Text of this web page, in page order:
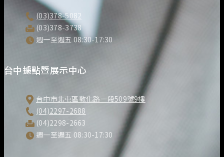
(03)378-5082
(03)378-3738
週一至週五 08:30-17:30
台中據點暨展示中心
台中市北屯區敦化路一段509號9樓
(04)2297-2688
(04)2298-2663
週一至週五 08:30-17:30